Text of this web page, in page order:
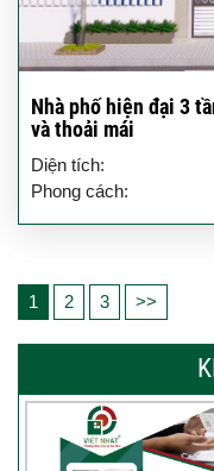
Nhà phố hiện đại 3
và thoải mái
Diện tích:
Phong cách:
1 2 3 >>